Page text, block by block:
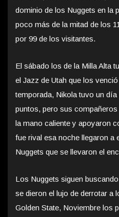
dominio de los Nuggets en la
poco más de la mitad de los
por 99 de los visitantes.
El sábado los de la Milla Alta
el Jazz de Utah que los
temporada, Nikola tuvo un
puntos, pero sus
la mano caliente y apoyaron
fue rival esa noche llegaron a
Nuggets que se llevaron el
Los Nuggets siguen
se dieron el lujo de derrotar a
Golden State, Noviembre los